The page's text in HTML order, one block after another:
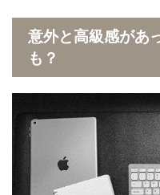
意外と高級感があ
も？